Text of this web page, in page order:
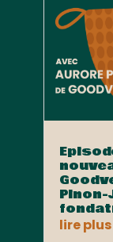
Pinon-
lire plus